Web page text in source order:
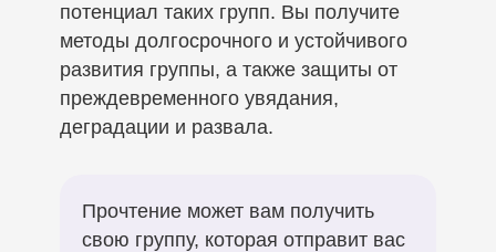
потенциал таких групп. Вы получите
методы долгосрочного и устойчивого
развития группы, а также защиты от
преждевременного увядания,
деградации и развала.
Прочтение может вам получить
свою группу, которая отправит вас